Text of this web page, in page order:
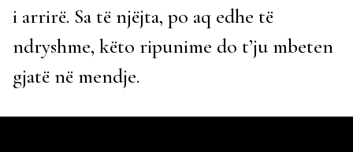
i arrirë. Sa të njëjta, po aq edhe të
ndryshme, këto ripunime do t’ju mbeten
gjatë në mendje.